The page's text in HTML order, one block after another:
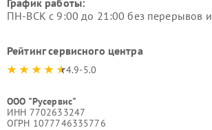
ПН-ВСК с 9:00 до 21:00 без перерывов
Рейтинг сервисного центра
4.9-5.0
ООО "Русервис"
ИНН 7702633247
ОГРН 1077746335776